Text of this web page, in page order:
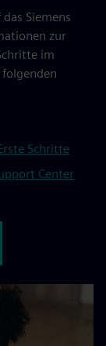
Siemens
zur
im
folgenden
Schritte
Center